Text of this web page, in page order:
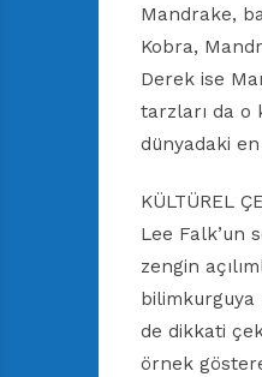
Mandrake,
Kobra,
Derek ise
tarzları da o
dünyadaki
KÜLTÜREL
Lee Falk’un
zengin
bilimkurguya
de dikkati
örnek